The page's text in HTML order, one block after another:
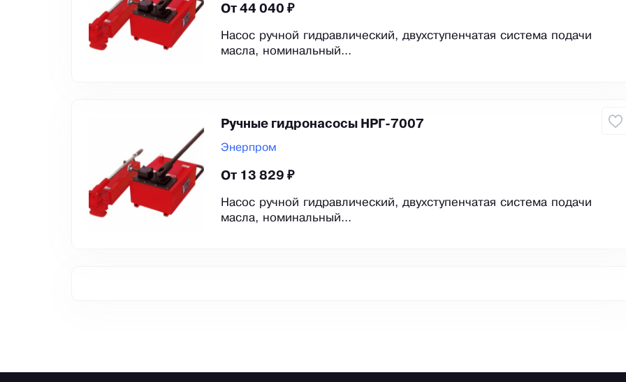
От 44 040 ₽
Насос ручной гидравлический, двухступенчатая система подачи
масла, номинальный...
Ручные гидронасосы НРГ-7007
Энерпром
От 13 829 ₽
Насос ручной гидравлический, двухступенчатая система подачи
масла, номинальный...